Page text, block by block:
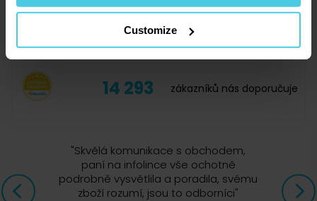
Customize
Dobrý den, tento náhradní trychtýř je pouze z
jedné části. Jeho výška je 6,5 cm, šířka 7 cm a je
kompatibilní pouze s moka konvicí Bialetti
Mukka Express na dva šálky. Jiné rozměry
nemáme.
Michal H.
30. 12. 2020
14 293 zákazníků nás doporučuje
"Skvělá komunikace s obchodem,
paní na infolince vše ochotně
podrobně vysvětlila a poradila, svému
zboží rozumí, jsou to odborníci"